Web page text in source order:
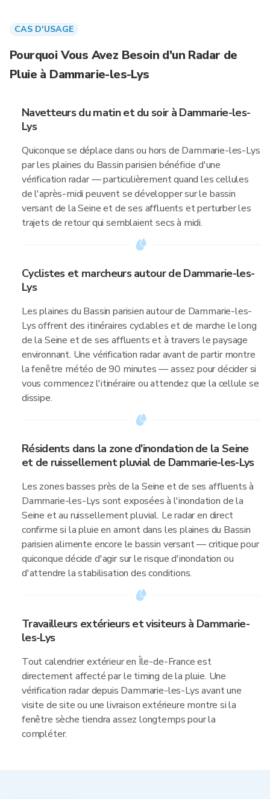
CAS D'USAGE
Pourquoi Vous Avez Besoin d'un Radar de
Pluie à Dammarie-les-Lys
Navetteurs du matin et du soir à Dammarie-les-
Lys
Quiconque se déplace dans ou hors de Dammarie-les-Lys
par les plaines du Bassin parisien bénéficie d'une
vérification radar — particulièrement quand les cellules
de l'après-midi peuvent se développer sur le bassin
versant de la Seine et de ses affluents et perturber les
trajets de retour qui semblaient secs à midi.
Cyclistes et marcheurs autour de Dammarie-les-
Lys
Les plaines du Bassin parisien autour de Dammarie-les-
Lys offrent des itinéraires cyclables et de marche le long
de la Seine et de ses affluents et à travers le paysage
environnant. Une vérification radar avant de partir montre
la fenêtre météo de 90 minutes — assez pour décider si
vous commencez l'itinéraire ou attendez que la cellule se
dissipe.
Résidents dans la zone d'inondation de la Seine
et de ruissellement pluvial de Dammarie-les-Lys
Les zones basses près de la Seine et de ses affluents à
Dammarie-les-Lys sont exposées à l'inondation de la
Seine et au ruissellement pluvial. Le radar en direct
confirme si la pluie en amont dans les plaines du Bassin
parisien alimente encore le bassin versant — critique pour
quiconque décide d'agir sur le risque d'inondation ou
d'attendre la stabilisation des conditions.
Travailleurs extérieurs et visiteurs à Dammarie-
les-Lys
Tout calendrier extérieur en Île-de-France est
directement affecté par le timing de la pluie. Une
vérification radar depuis Dammarie-les-Lys avant une
visite de site ou une livraison extérieure montre si la
fenêtre sèche tiendra assez longtemps pour la
compléter.